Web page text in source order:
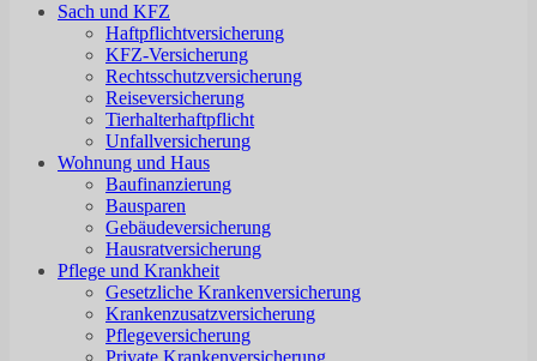
Sach und KFZ
Haftpflichtversicherung
KFZ-Versicherung
Rechtsschutzversicherung
Reiseversicherung
Tierhalterhaftpflicht
Unfallversicherung
Wohnung und Haus
Baufinanzierung
Bausparen
Gebäudeversicherung
Hausratversicherung
Pflege und Krankheit
Gesetzliche Krankenversicherung
Krankenzusatzversicherung
Pflegeversicherung